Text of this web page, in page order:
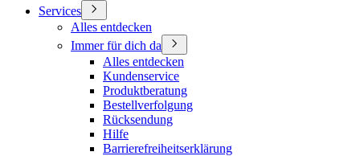
Services
Alles entdecken
Immer für dich da
Alles entdecken
Kundenservice
Produktberatung
Bestellverfolgung
Rücksendung
Hilfe
Barrierefreiheitserklärung